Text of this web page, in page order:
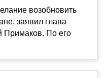
возобновить
заявил глава
Примаков. По его